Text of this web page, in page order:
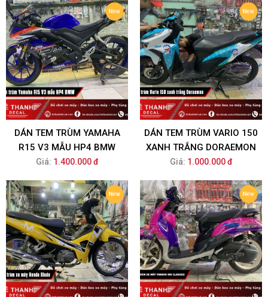
DÁN TEM TRÙM YAMAHA
R15 V3 MẪU HP4 BMW
Giá: 1.400.000 đ
DÁN TEM TRÙM VARIO 150
XANH TRẮNG DORAEMON
Giá: 1.000.000 đ